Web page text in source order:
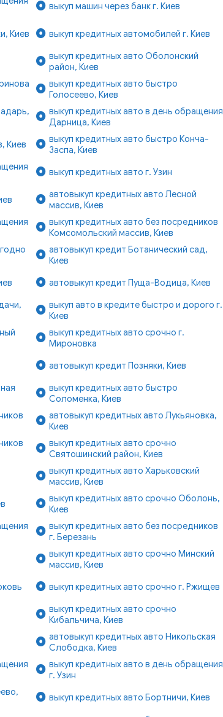
выкуп машин через банк г. Киев
Киев выкуп кредитных автомобилей г. Киев
выкуп кредитных авто Оболонский
район, Киев
выкуп кредитных авто быстро
Голосеево, Киев
выкуп кредитных авто в день обращения
Дарница, Киев
Киев
выкуп кредитных авто быстро Конча-
Заспа, Киев
выкуп кредитных авто г. Узин
автовыкуп кредитных авто Лесной
массив, Киев
выкуп кредитных авто без посредников
Комсомольский массив, Киев
автовыкуп кредит Ботанический сад,
Киев
автовыкуп кредит Пуща-Водица, Киев
выкуп авто в кредите быстро и дорого г.
Киев
выкуп кредитных авто срочно г.
Мироновка
автовыкуп кредит Позняки, Киев
выкуп кредитных авто быстро
Соломенка, Киев
автовыкуп кредитных авто Лукьяновка,
Киев
выкуп кредитных авто срочно
Святошинский район, Киев
выкуп кредитных авто Харьковский
массив, Киев
выкуп кредитных авто срочно Оболонь,
Киев
выкуп кредитных авто без посредников
г. Березань
выкуп кредитных авто срочно Минский
массив, Киев
выкуп кредитных авто срочно г. Ржищев
выкуп кредитных авто срочно
Кибальчича, Киев
автовыкуп кредитных авто Никольская
Слободка, Киев
выкуп кредитных авто в день обращения
г. Узин
выкуп кредитных авто Бортничи, Киев